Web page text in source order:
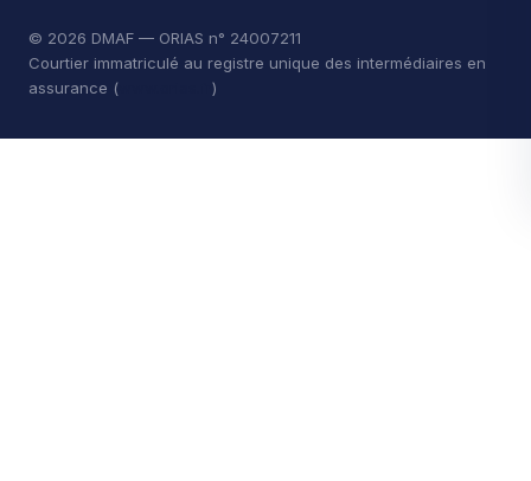
© 2026 DMAF — ORIAS n° 24007211
Courtier immatriculé au registre unique des intermédiaires en
assurance (
)